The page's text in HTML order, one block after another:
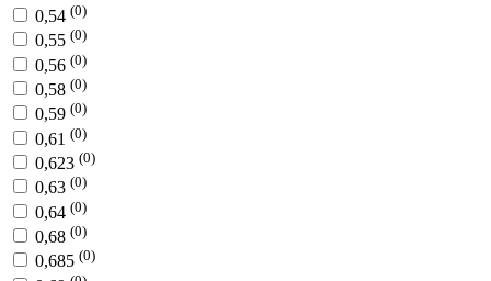
0,54 (0)
0,55 (0)
0,56 (0)
0,58 (0)
0,59 (0)
0,61 (0)
0,623 (0)
0,63 (0)
0,64 (0)
0,68 (0)
0,685 (0)